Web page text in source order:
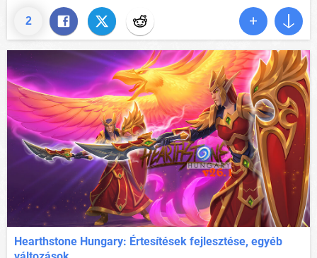
2
Hearthstone Hungary: Értesítések fejlesztése, egyéb